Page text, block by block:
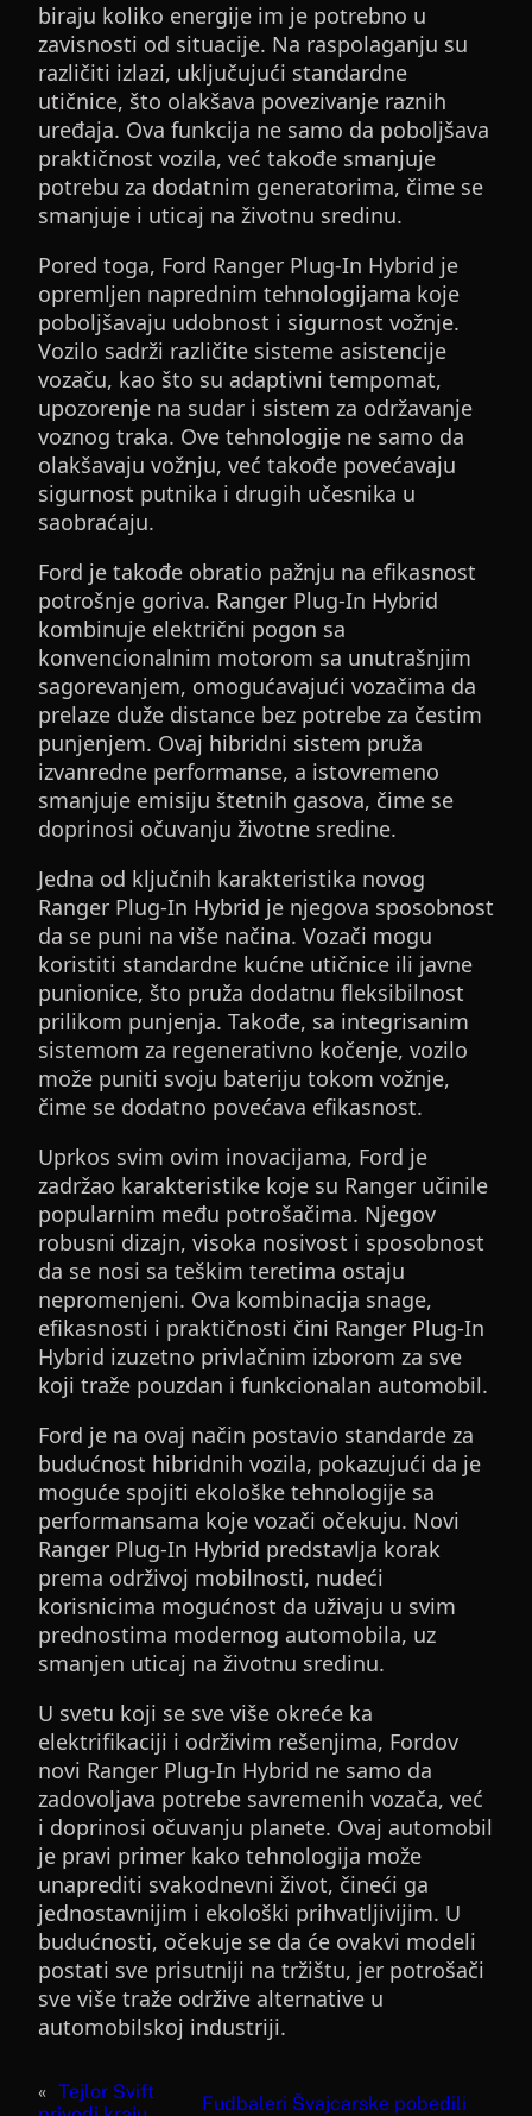
biraju koliko energije im je potrebno u
zavisnosti od situacije. Na raspolaganju su
različiti izlazi, uključujući standardne
utičnice, što olakšava povezivanje raznih
uređaja. Ova funkcija ne samo da poboljšava
praktičnost vozila, već takođe smanjuje
potrebu za dodatnim generatorima, čime se
smanjuje i uticaj na životnu sredinu.
Pored toga, Ford Ranger Plug-In Hybrid je
opremljen naprednim tehnologijama koje
poboljšavaju udobnost i sigurnost vožnje.
Vozilo sadrži različite sisteme asistencije
vozaču, kao što su adaptivni tempomat,
upozorenje na sudar i sistem za održavanje
voznog traka. Ove tehnologije ne samo da
olakšavaju vožnju, već takođe povećavaju
sigurnost putnika i drugih učesnika u
saobraćaju.
Ford je takođe obratio pažnju na efikasnost
potrošnje goriva. Ranger Plug-In Hybrid
kombinuje električni pogon sa
konvencionalnim motorom sa unutrašnjim
sagorevanjem, omogućavajući vozačima da
prelaze duže distance bez potrebe za čestim
punjenjem. Ovaj hibridni sistem pruža
izvanredne performanse, a istovremeno
smanjuje emisiju štetnih gasova, čime se
doprinosi očuvanju životne sredine.
Jedna od ključnih karakteristika novog
Ranger Plug-In Hybrid je njegova sposobnost
da se puni na više načina. Vozači mogu
koristiti standardne kućne utičnice ili javne
punionice, što pruža dodatnu fleksibilnost
prilikom punjenja. Takođe, sa integrisanim
sistemom za regenerativno kočenje, vozilo
može puniti svoju bateriju tokom vožnje,
čime se dodatno povećava efikasnost.
Uprkos svim ovim inovacijama, Ford je
zadržao karakteristike koje su Ranger učinile
popularnim među potrošačima. Njegov
robusni dizajn, visoka nosivost i sposobnost
da se nosi sa teškim teretima ostaju
nepromenjeni. Ova kombinacija snage,
efikasnosti i praktičnosti čini Ranger Plug-In
Hybrid izuzetno privlačnim izborom za sve
koji traže pouzdan i funkcionalan automobil.
Ford je na ovaj način postavio standarde za
budućnost hibridnih vozila, pokazujući da je
moguće spojiti ekološke tehnologije sa
performansama koje vozači očekuju. Novi
Ranger Plug-In Hybrid predstavlja korak
prema održivoj mobilnosti, nudeći
korisnicima mogućnost da uživaju u svim
prednostima modernog automobila, uz
smanjen uticaj na životnu sredinu.
U svetu koji se sve više okreće ka
elektrifikaciji i održivim rešenjima, Fordov
novi Ranger Plug-In Hybrid ne samo da
zadovoljava potrebe savremenih vozača, već
i doprinosi očuvanju planete. Ovaj automobil
je pravi primer kako tehnologija može
unaprediti svakodnevni život, čineći ga
jednostavnijim i ekološki prihvatljivijim. U
budućnosti, očekuje se da će ovakvi modeli
postati sve prisutniji na tržištu, jer potrošači
sve više traže održive alternative u
automobilskoj industriji.
« Tejlor Svift
Fudbaleri Švajcarske pobedili